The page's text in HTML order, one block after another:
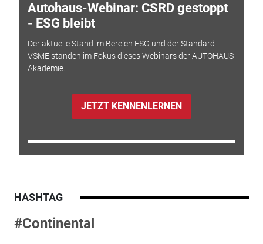
Autohaus-Webinar: CSRD gestoppt
- ESG bleibt
Der aktuelle Stand im Bereich ESG und der Standard
VSME standen im Fokus dieses Webinars der AUTOHAUS
Akademie.
JETZT KENNENLERNEN
HASHTAG
#Continental